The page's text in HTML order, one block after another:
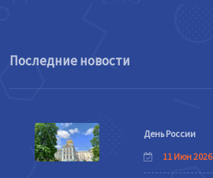
Последние новости
День России
11 Июн 2026